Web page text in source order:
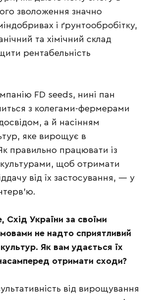
зволоження значно
і ґрунтообробітку,
та хімічний склад
рентабельність
FD seeds, нині пан
з колегами-фермерами
а й насінням
яке вирощує в
правильно працювати із
щоб отримати
від їх застосування, — у
Схід України за своїми
не надто сприятливий
Як вам удається їх
отримати сходи?
від вирощування